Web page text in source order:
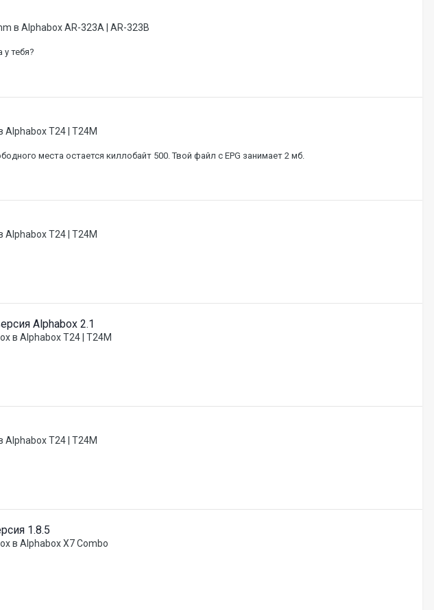
в Alphabox AR-323A | AR-323B
тебя?
Alphabox T24 | T24M
места остается киллобайт 500. Твой файл с EPG занимает 2 мб.
Alphabox T24 | T24M
Alphabox 2.1
в Alphabox T24 | T24M
Alphabox T24 | T24M
1.8.5
в Alphabox X7 Combo